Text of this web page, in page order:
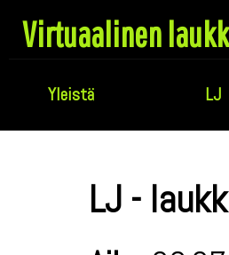
Virtuaalinen
Yleistä LJ
LJ -